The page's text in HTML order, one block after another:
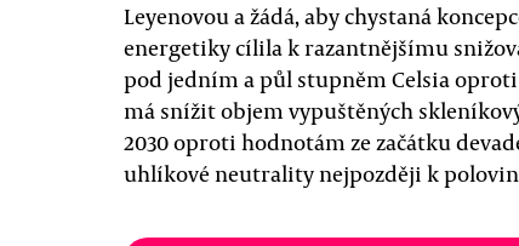
Leyenovou a žádá, aby chystaná
energetiky cílila k razantnějšímu
pod jedním a půl stupněm Celsia
má snížit objem vypuštěných
2030 oproti hodnotám ze začátku
uhlíkové neutrality nejpozději k